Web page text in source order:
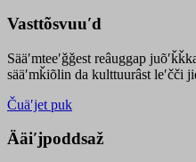
Vasttõsvuuʹd
Sääʹmteeʹǧǧest reâuggap
sääʹmǩiõlin da kulttuurâst leʹčči
Čuäʹjet puk
Ääiʹjpoddsaž